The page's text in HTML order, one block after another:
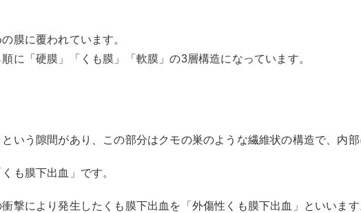
膜に覆われています。
に「硬膜」「くも膜」「軟膜」の3層構造になっています。
いう隙間があり、この部分はクモの巣のような繊維状の構造で、内部
も膜下出血」です。
撃により発生したくも膜下出血を「外傷性くも膜下出血」といいます